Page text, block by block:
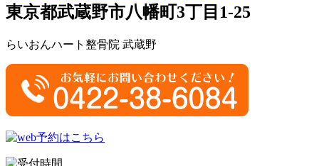
東京都武蔵野市八幡町3丁目1-25
らいおんハート整骨院 武蔵野